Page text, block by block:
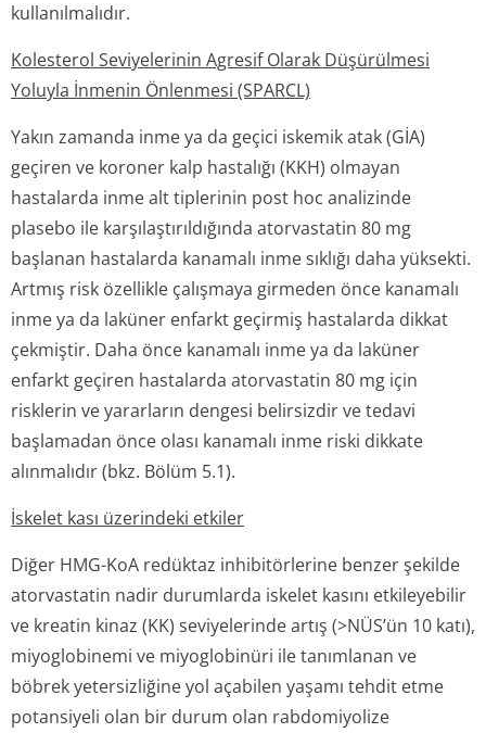
kullanılmalıdır.
Kolesterol Seviyelerinin Agresif Olarak Düşürülmesi
Yoluyla İnmenin Önlenmesi (SPARCL)
Yakın zamanda inme ya da geçici iskemik atak (GİA)
geçiren ve koroner kalp hastalığı (KKH) olmayan
hastalarda inme alt tiplerinin post hoc analizinde
plasebo ile karşılaştırıl­dığında atorvastatin 80 mg
başlanan hastalarda kanamalı inme sıklığı daha yüksekti.
Artmış risk özellikle çalışmaya girmeden önce kanamalı
inme ya da laküner enfarkt geçirmiş hastalarda dikkat
çekmiştir. Daha önce kanamalı inme ya da laküner
enfarkt geçiren hastalarda atorvastatin 80 mg için
risklerin ve yararların dengesi belirsizdir ve tedavi
başlamadan önce olası kanamalı inme riski dikkate
alınmalıdır (bkz. Bölüm 5.1).
İskelet kası üzerindeki etkiler
Diğer HMG-KoA redüktaz inhibitörlerine benzer şekilde
atorvastatin nadir durumlarda iskelet kasını etkileyebilir
ve kreatin kinaz (KK) seviyelerinde artış (>NÜS’ün 10 katı),
miyoglobinemi ve miyoglobinüri ile tanımlanan ve
böbrek yetersizliğine yol açabilen yaşamı tehdit etme
potansiyeli olan bir durum olan rabdomiyolize